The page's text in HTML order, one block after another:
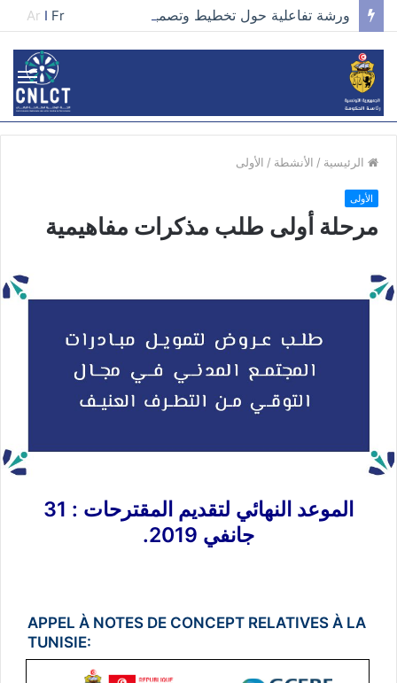
Ar I Fr
الرئيسية / الأنشطة / الأولى
الأولى
مرحلة أولى طلب مذكرات مفاهيمية
الموعد النهائي لتقديم المقترحات : 31
جانفي 2019.
APPEL À NOTES DE CONCEPT RELATIVES À LA
TUNISIE: